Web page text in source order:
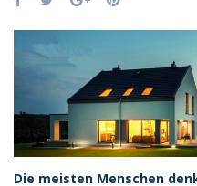
Die meisten Menschen